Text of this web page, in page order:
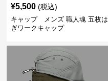
¥5,500 (税込)
キャップ メンズ 職人魂 五枚は
ぎワークキャップ